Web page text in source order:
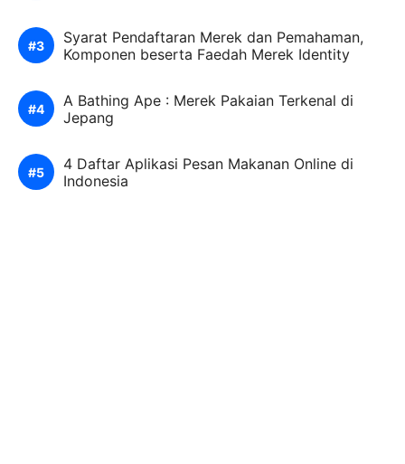
Syarat Pendaftaran Merek dan Pemahaman,
Komponen beserta Faedah Merek Identity
A Bathing Ape : Merek Pakaian Terkenal di
Jepang
4 Daftar Aplikasi Pesan Makanan Online di
Indonesia